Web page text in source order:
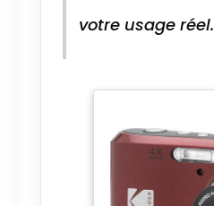
votre usage réel.